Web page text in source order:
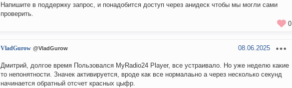
Напишите в поддержку запрос, и понадобится доступ через анидеск чтобы мы могли сами
проверить.
0
VladGurow @VladGurow 08.06.2025
Дмитрий, долгое время Пользовался MyRadio24 Player, все устраивало. Но уже неделю какие
то непонятности. Значек активируется, вроде как все нормалаьно а через несколько секунд
начинается обратный отсчет красных цыфр.